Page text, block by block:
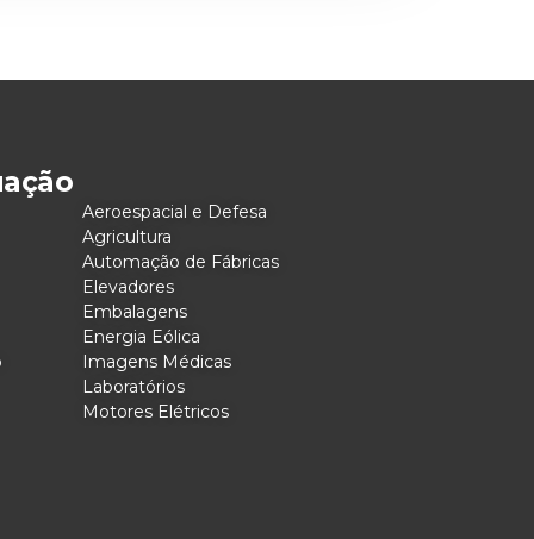
Aeroespacial e Defesa
Agricultura
Automação de Fábricas
Elevadores
Embalagens
Energia Eólica
Imagens Médicas
Laboratórios
Motores Elétricos